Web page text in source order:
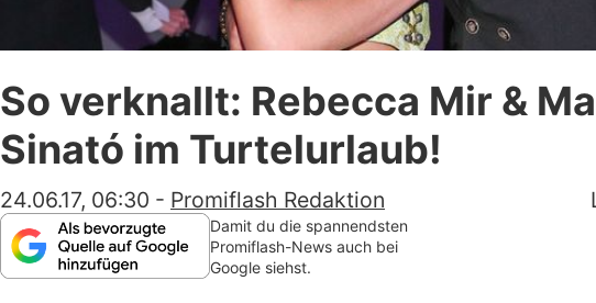
Datenschutzerklärung
Nutzungsbedingungen
Utiq verwalten
So verknallt: Rebecca Mir &
Sinató im Turtelurlaub!
24.06.17, 06:30 - Promiflash Redaktion
Damit du die spannendsten
Promiflash-News auch bei
Google siehst.